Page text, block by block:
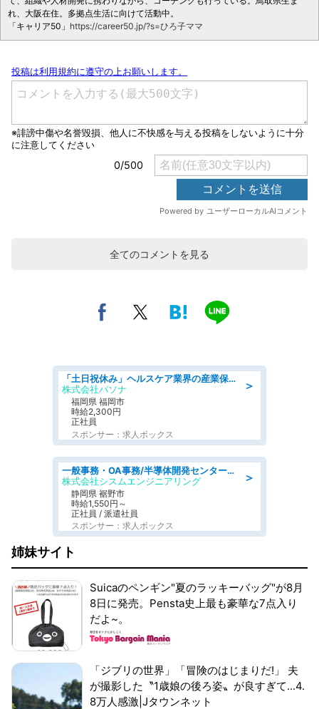
れ、大阪在住。多拠点生活に向けて活動中。
「キャリア50」 https://career50.jp/?s=ひろ子ママ
全てのコメントを見る
＞
「土日祝休み」ヘルスケア業界の産業保健師/高時給/未経験OK/要資格:保健師、正看護師
株式会社パソナ
福岡県 福岡市
時給2,300円
正社員
スポンサー：求人ボックス
＞
一般事務・OA事務/半導体開発センター内で事務&軽作業スタッフ、募集
株式会社シスムエンジニアリング
静岡県 裾野市
時給1,550円～
正社員 / 派遣社員
スポンサー：求人ボックス
姉妹サイト
Suicaのペンギン"夏のラッキーバッグ"が8月
8日に発売。Pensta史上最も豪華な7点入り
だよ~。
「ジブリの世界」「冒険のはじまりだ!」 夫
が撮影した〝1歳娘の後ろ姿〟が良すぎて...4.
8万人感激|Jタウンネット